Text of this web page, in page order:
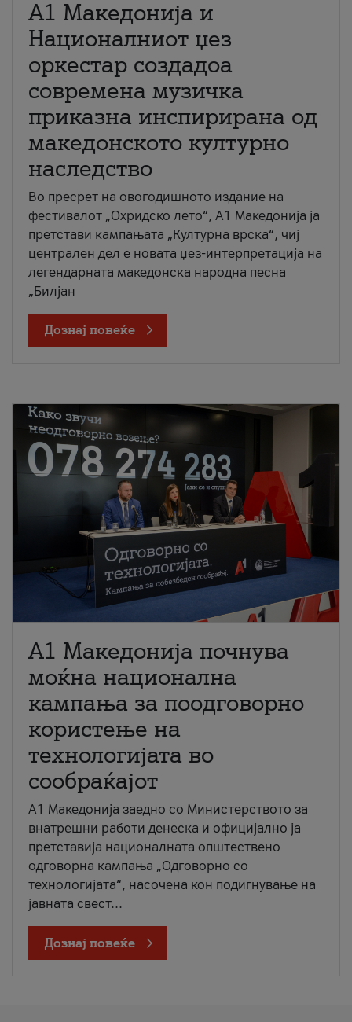
А1 Македонија и
Националниот џез
оркестар создадоа
современа музичка
приказна инспирирана од
македонското културно
наследство
Во пресрет на овогодишното издание на
фестивалот „Охридско лето“, А1 Македонија ја
претстави кампањата „Културна врска“, чиј
централен дел е новата џез-интерпретација на
легендарната македонска народна песна
„Билјан
Дознај повеќе
A1 Македонија почнува
моќна национална
кампања за поодговорно
користење на
технологијата во
сообраќајот
A1 Македонија заедно со Министерството за
внатрешни работи денеска и официјално ја
претставија националната општествено
одговорна кампања „Одговорно со
технологијата“, насочена кон подигнување на
јавната свест...
Дознај повеќе